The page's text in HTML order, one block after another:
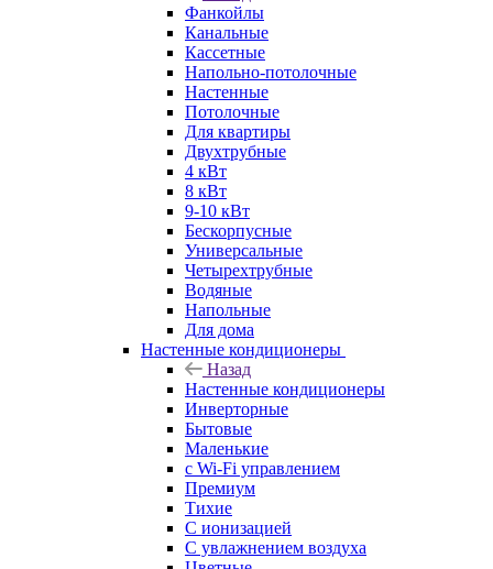
Фанкойлы
Канальные
Кассетные
Напольно-потолочные
Настенные
Потолочные
Для квартиры
Двухтрубные
4 кВт
8 кВт
9-10 кВт
Бескорпусные
Универсальные
Четырехтрубные
Водяные
Напольные
Для дома
Настенные кондиционеры
Назад
Настенные кондиционеры
Инверторные
Бытовые
Маленькие
с Wi-Fi управлением
Премиум
Тихие
С ионизацией
С увлажнением воздуха